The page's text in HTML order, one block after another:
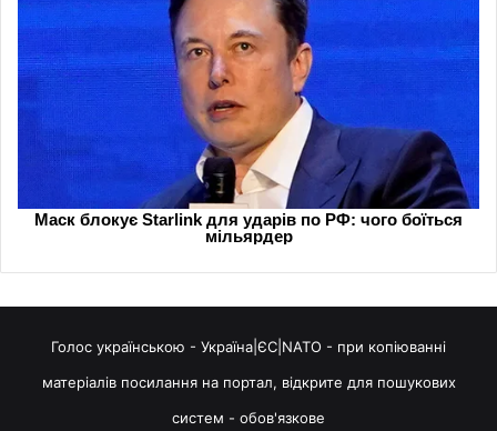
Голос українською - Україна|ЄС|NATO - при копіюванні
матеріалів посилання на портал, відкрите для пошукових
систем - обов'язкове